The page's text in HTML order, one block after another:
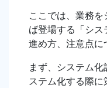
ここでは、業務
ば登場する「シス
進め方、注意点に
まず、システム
ステム化する際